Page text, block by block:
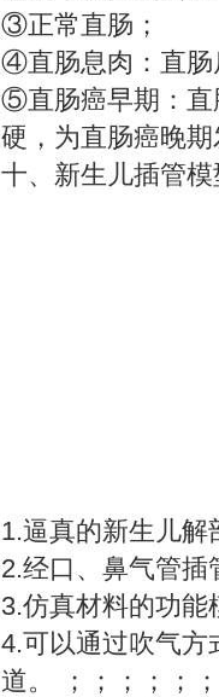
③正常直肠；
④直肠息肉：直肠
⑤直肠癌早期：直
硬，为直肠癌晚
十、 新生儿插管模
1.逼真的新生儿
2.经口、鼻气管插
3.仿真材料的功能
4.可以通过吹气方
道。 ；；；；；